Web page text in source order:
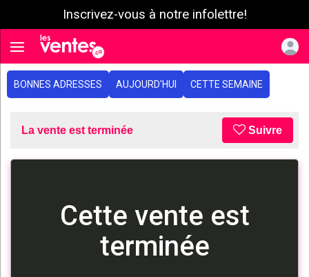
Inscrivez-vous à notre infolettre!
Toggle navigation
BONNES ADRESSES AUJOURD'HUI CETTE SEMAINE
La vente est terminée Suivre
Cette vente est
terminée